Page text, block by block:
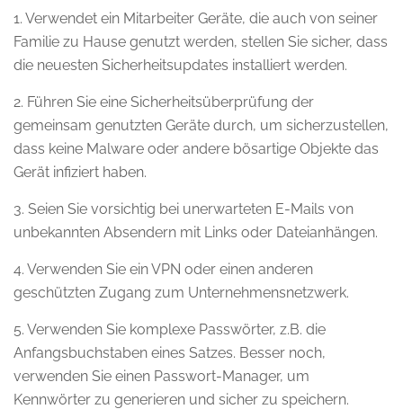
1. Verwendet ein Mitarbeiter Geräte, die auch von seiner
Familie zu Hause genutzt werden, stellen Sie sicher, dass
die neuesten Sicherheitsupdates installiert werden.
2. Führen Sie eine Sicherheitsüberprüfung der
gemeinsam genutzten Geräte durch, um sicherzustellen,
dass keine Malware oder andere bösartige Objekte das
Gerät infiziert haben.
3. Seien Sie vorsichtig bei unerwarteten E-Mails von
unbekannten Absendern mit Links oder Dateianhängen.
4. Verwenden Sie ein VPN oder einen anderen
geschützten Zugang zum Unternehmensnetzwerk.
5. Verwenden Sie komplexe Passwörter, z.B. die
Anfangsbuchstaben eines Satzes. Besser noch,
verwenden Sie einen Passwort-Manager, um
Kennwörter zu generieren und sicher zu speichern.